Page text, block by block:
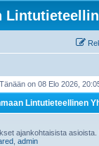
Tänään on 08 Elo 2026,
Lintutieteellinen
ajankohtaisista asioista.
admin